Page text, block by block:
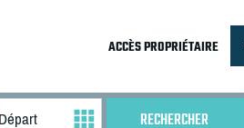
ACCÈS PROPRIÉTAIRE